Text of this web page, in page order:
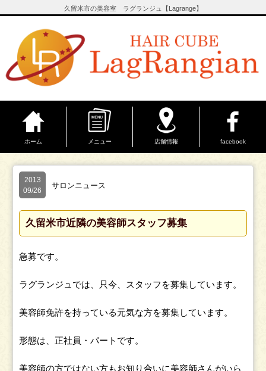
久留米市の美容室 ラグランジュ【Lagrange】
ホーム メニュー 店舗情報 facebook
2013
09/26
サロンニュース
久留米市近隣の美容師スタッフ募集
急募です。
ラグランジュでは、只今、スタッフを募集しています。
美容師免許を持っている元気な方を募集しています。
形態は、正社員・パートです。
美容師の方ではない方もお知り合いに美容師さんがいら